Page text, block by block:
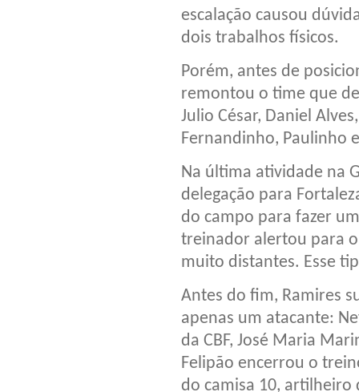
escalação causou
dois trabalhos físicos.
Porém, antes de
remontou o time que
Julio César, Daniel
Fernandinho, Paulinho
Na última atividade na
delegação para
do campo para fazer
treinador alertou para
muito distantes. Esse
Antes do fim, Ramires
apenas um atacante:
da CBF, José Maria
Felipão encerrou o
do camisa 10, artilheiro